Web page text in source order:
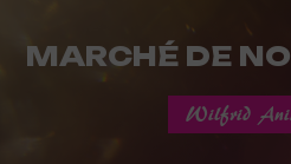
MARCHÉ DE
Wilfrid